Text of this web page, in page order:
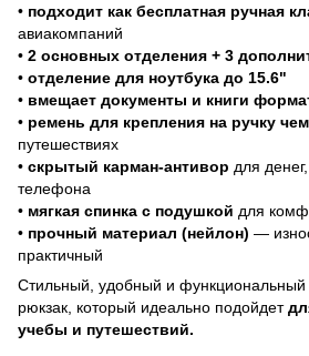
• подходит как бесплатная ручная
авиакомпаний
• 2 основных отделения + 3
• отделение для ноутбука до 15.6"
• вмещает документы и книги
• ремень для крепления на ручку
путешествиях
• скрытый карман-антивор для
телефона
• мягкая спинка с подушкой для
• прочный материал (нейлон) —
практичный
Стильный, удобный и
рюкзак, который идеально подойдет
учебы и путешествий.